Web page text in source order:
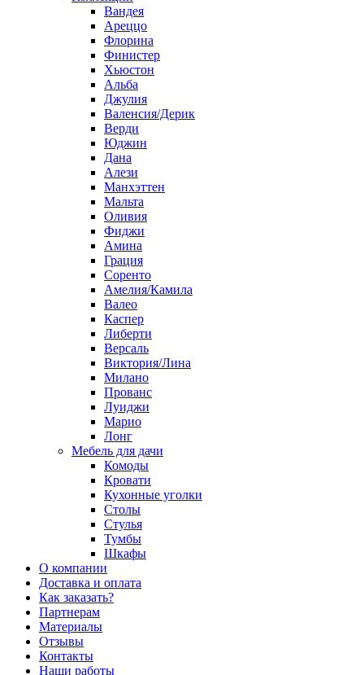
Вандея
Ареццо
Флорина
Финистер
Хьюстон
Альба
Джулия
Валенсия/Дерик
Верди
Юджин
Дана
Алези
Манхэттен
Мальта
Оливия
Фиджи
Амина
Грация
Соренто
Амелия/Камила
Валео
Каспер
Либерти
Версаль
Виктория/Лина
Милано
Прованс
Луиджи
Марио
Лонг
Мебель для дачи
Комоды
Кровати
Кухонные уголки
Столы
Стулья
Тумбы
Шкафы
О компании
Доставка и оплата
Как заказать?
Партнерам
Материалы
Отзывы
Контакты
Наши работы